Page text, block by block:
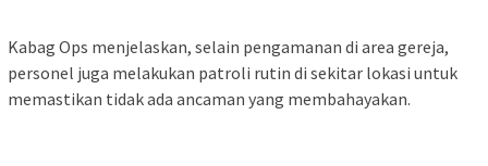
Kabag Ops menjelaskan, selain pengamanan di area gereja,
personel juga melakukan patroli rutin di sekitar lokasi untuk
memastikan tidak ada ancaman yang membahayakan.